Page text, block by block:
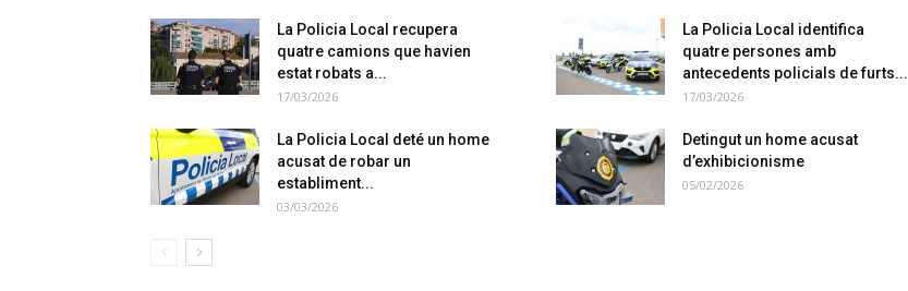
La Policia Local recupera
quatre camions que havien
estat robats a...
17/03/2026
La Policia Local identifica
quatre persones amb
antecedents policials de furts...
17/03/2026
La Policia Local deté un home
acusat de robar un
establiment...
03/03/2026
Detingut un home acusat
d’exhibicionisme
05/02/2026